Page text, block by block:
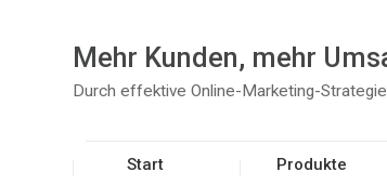
Mehr Kunden, mehr
Durch effektive Online-Marketing-
Start Produkte